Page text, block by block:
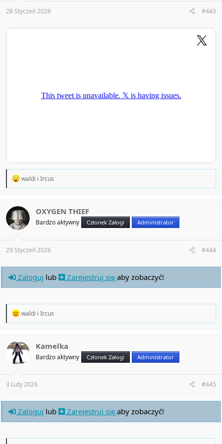
s
:
28 Styczeń 2026 #443
R
t
i
o
s
:
waldi i Ircus
OXYGEN THIEF
Bardzo aktywny Członek Załogi Administrator
29 Styczeń 2026 #444
Zaloguj lub Zarejestruj się aby zobaczyć!
R
t
i
o
s
:
waldi i Ircus
Kamelka
Bardzo aktywny Członek Załogi Administrator
3 Luty 2026 #445
Zaloguj lub Zarejestruj się aby zobaczyć!